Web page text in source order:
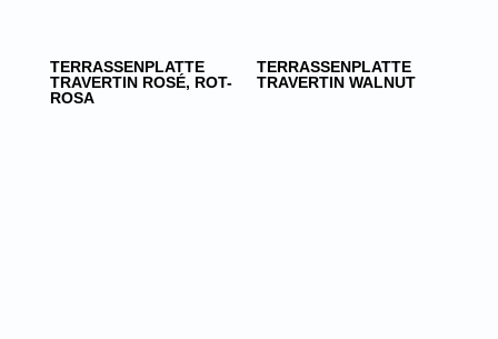
TERRASSENPLATTE
TRAVERTIN ROSÉ, ROT-
ROSA
TERRASSENPLATTE
TRAVERTIN WALNUT